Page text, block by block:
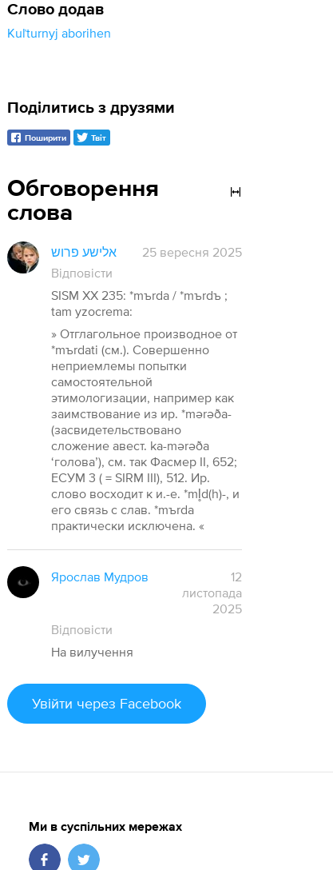
Слово додав
Kuľturnyj aborihen
Обговорення
слова
אלישע פרוש
25 вересня 2025
Відповісти
SISM XX 235: *mъrda / *mъrdъ ;
tam yzocrema:
» Отглагольное производное от
*mъrdati (см.). Совершенно
неприемлемы попытки
самостоятельной
этимологизации, например как
заимствование из ир. *mərəða-
(засвидетельствовано
сложение авест. ka-mərəða
‘голова’), см. так Фасмер II, 652;
ЕСУМ 3 ( = SIRM III), 512. Ир.
слово восходит к и.-е. *ml̥d(h)-, и
его связь с слав. *mъrda
практически исключена. «
Ярослав Мудров
12
листопада
2025
Відповісти
На вилучення
Увійти через Facebook
Поділитись з друзями
Поширити Твіт
Ми в суспільних мережах